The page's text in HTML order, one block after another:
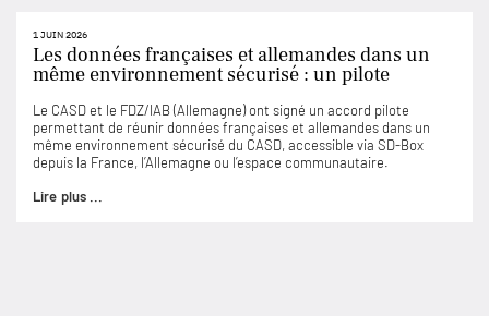
1 JUIN 2026
Les données françaises et allemandes dans un
même environnement sécurisé : un pilote
Le CASD et le FDZ/IAB (Allemagne) ont signé un accord pilote
permettant de réunir données françaises et allemandes dans un
même environnement sécurisé du CASD, accessible via SD-Box
depuis la France, l’Allemagne ou l’espace communautaire.
Lire plus ...